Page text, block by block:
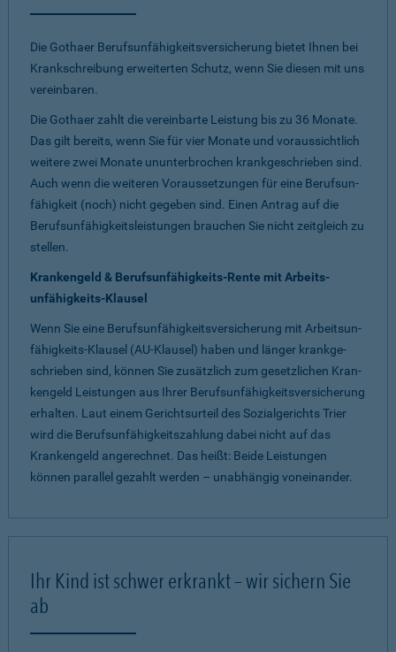
Die Gothaer Berufsunfähigkeits­versiche­rung bietet Ihnen bei
Krank­schreibung erweiterten Schutz, wenn Sie diesen mit uns
verein­baren.
Die Gothaer zahlt die vereinbarte Leistung bis zu 36 Monate.
Das gilt bereits, wenn Sie für vier Monate und voraus­sicht­lich
weitere zwei Monate ununter­brochen krankge­schrieben sind.
Auch wenn die weiteren Voraus­setzungen für eine Berufsun­
fähigkeit (noch) nicht gegeben sind. Einen Antrag auf die
Berufs­unfähig­keits­leistungen brauchen Sie nicht zeit­gleich zu
stellen.
Krankengeld & Berufsun­fähig­keits-Rente mit Arbeits­
unfähig­keits-Klausel
Wenn Sie eine Berufsunfähig­keits­ver­siche­rung mit Arbeits­un­
fähig­keits-Klausel (AU-Klausel) haben und länger krank­ge­
schrie­ben sind, können Sie zusätz­lich zum gesetz­lichen Kran­
ken­geld Leis­tungen aus Ihrer Berufs­unfähig­keits­ver­siche­rung
erhalten. Laut einem Gerichts­urteil des Sozial­gerichts Trier
wird die Berufs­unfähig­keits­zahlung dabei nicht auf das
Kranken­geld ange­rechnet. Das heißt: Beide Leis­tungen
können parallel gezahlt werden – unab­hängig von­einander.
Ihr Kind ist schwer erkrankt – wir sichern Sie
ab